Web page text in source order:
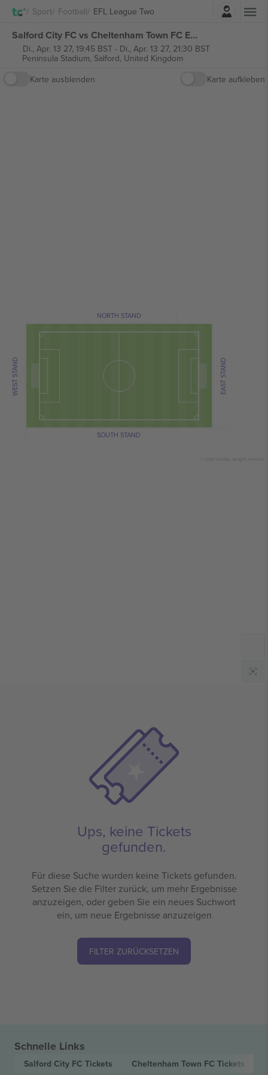
Sport Football EFL League TwoEinloggen
Salford City FC vs Cheltenham Town FC EFL League Two tickets
Di., Apr. 13 27, 19:45 BST- Di., Apr. 13 27, 21:30 BST
Peninsula Stadium, Salford, United Kingdom
Karte ausblenden
Karte aufkleben
NORTH STAND
EAST STAND
SOUTH STAND
WEST STAND
© 2024 Ticombo. All rights reserved
Ups, keine Tickets
gefunden.
Für diese Suche wurden keine Tickets gefunden.
Setzen Sie die Filter zurück, um mehr Ergebnisse
anzuzeigen, oder geben Sie ein neues Suchwort
ein, um neue Ergebnisse anzuzeigen
FILTER ZURÜCKSETZEN
Schnelle Links
Salford City FC Tickets Cheltenham Town FC Tickets